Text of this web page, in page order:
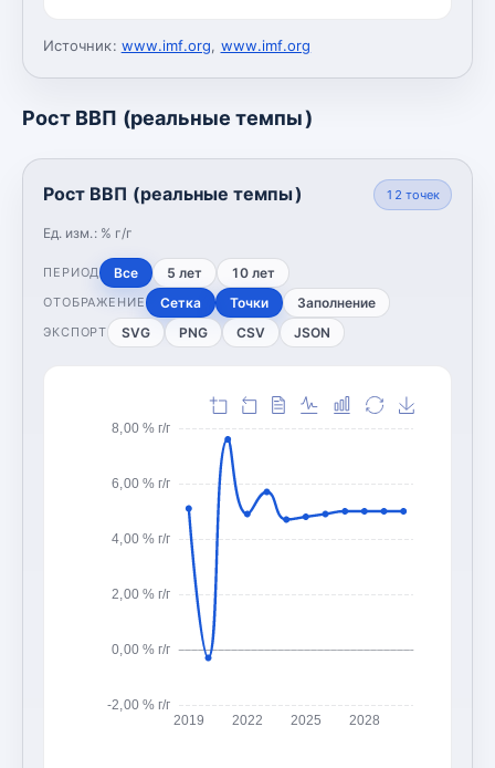
Источник: www.imf.org, www.imf.org
Рост ВВП (реальные темпы)
Рост ВВП (реальные темпы)
Ед. изм.: % г/г
12 точек
ПЕРИОД Все 5 лет 10 лет
ОТОБРАЖЕНИЕ Сетка Точки Заполнение
ЭКСПОРТ SVG PNG CSV JSON
-2,00 % г/г
0,00 % г/г
2,00 % г/г
4,00 % г/г
6,00 % г/г
8,00 % г/г
2019 2022 2025 2028